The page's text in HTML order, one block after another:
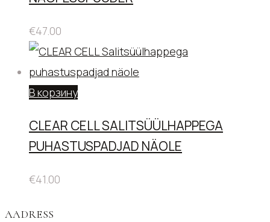
€47.00
В корзину
CLEAR CELL SALITSÜÜLHAPPEGA
PUHASTUSPADJAD NÄOLE
€41.00
AADRESS